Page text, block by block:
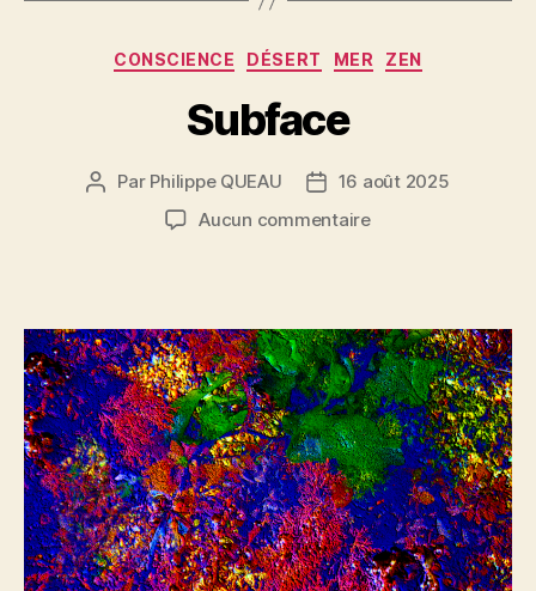
Catégories
CONSCIENCE DÉSERT MER ZEN
Subface
Auteur
Par Philippe QUEAU
Date16 août 2025
Aucun commentairesur